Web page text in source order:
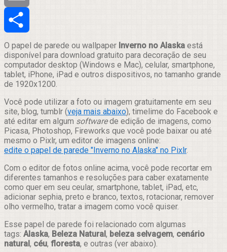
Email
Compartilhar
O papel de parede ou wallpaper Inverno no Alaska está
disponível para download gratuito para decoração de seu
computador desktop (Windows e Mac), celular, smartphone,
tablet, iPhone, iPad e outros dispositivos, no tamanho grande
de 1920x1200.
Você pode utilizar a foto ou imagem gratuitamente em seu
site, blog, tumblr (veja mais abaixo), timelime do Facebook e
até editar em algum softwarede edição de imagens, como
Picasa, Photoshop, Fireworks que você pode baixar ou até
mesmo o Pixlr, um editor de imagens online:
edite o papel de parede "Inverno no Alaska" no Pixlr.
Com o editor de fotos online acima, você pode recortar em
diferentes tamanhos e resoluções para caber exatamente
como quer em seu ceular, smartphone, tablet, iPad, etc,
adicionar sephia, preto e branco, textos, rotacionar, remover
olho vermelho, tratar a imagem como você quiser.
Esse papel de parede foi relacionado com algumas
tags: Alaska, Beleza Natural, beleza selvagem, cenário
natural, céu, floresta, e outras (ver abaixo).